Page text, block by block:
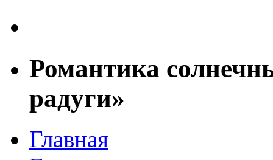
Романтика
радуги»
Главная